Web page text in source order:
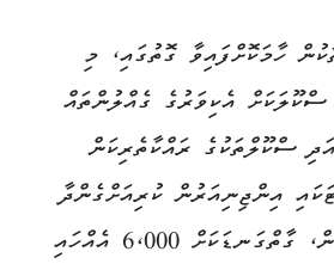
ހާމަކޮށްފައިވާ ގޮތުގައި، މި
ހާދިސާގައި 10 ސްކޫލަކަށް އެކިވަރުގެ ގެއްލުންތައް
ސްކޫލްތަކުގެ ރައްކާތެރިކަން
އިންޖިނިއަރުން ކުރިއަށްގެންދާ
ސާވޭތަކާ ގުޅިގެން، ގާތްގަނޑަކަށް 6،000 އެއްހައި